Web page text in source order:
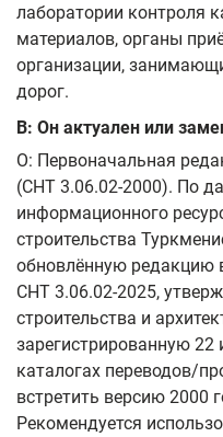
лаборатории контроля
материалов, органы
организации,
дорог.
В: Он актуален или
О: Первоначальная
(СНТ 3.06.02-2000). По
информационного
строительства
обновлённую редакцию
СНТ 3.06.02-2025,
строительства и
зарегистрированную
каталогах переводов/
встретить версию 2000
Рекомендуется